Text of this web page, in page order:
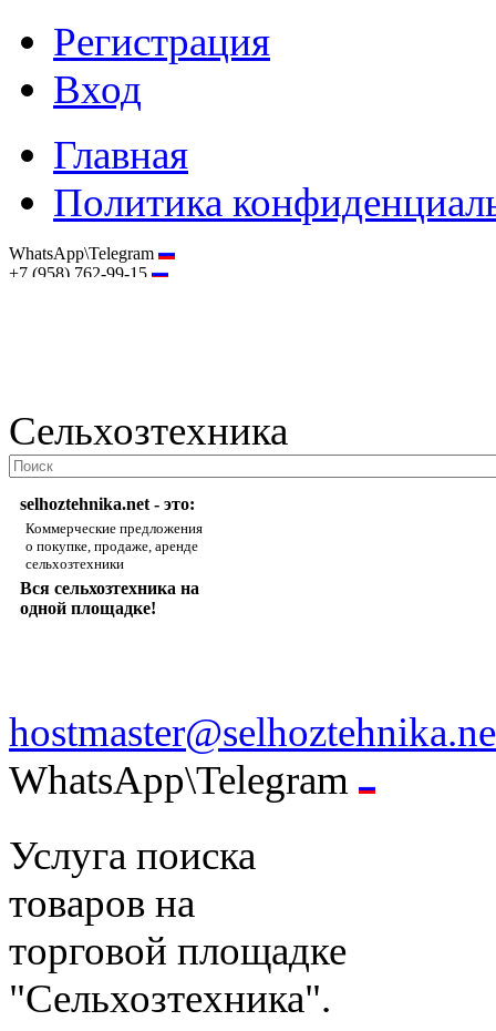
Регистрация
Вход
Главная
Политика
WhatsApp\Telegram
+7 (958) 762-99-15
Сельхозтехника
selhoztehnika.net - это:
Коммерческие предложения
о покупке, продаже, аренде
сельхозтехники
Вся сельхозтехника на
одной площадке!
WhatsApp\Telegram
Услуга поиска
товаров на
торговой площадке
"Сельхозтехника".